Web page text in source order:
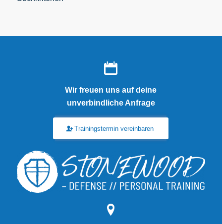
Wir freuen uns auf deine
unverbindliche Anfrage
Trainingstermin vereinbaren